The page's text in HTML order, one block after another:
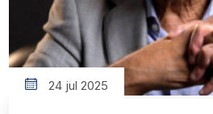
24 jul 2025